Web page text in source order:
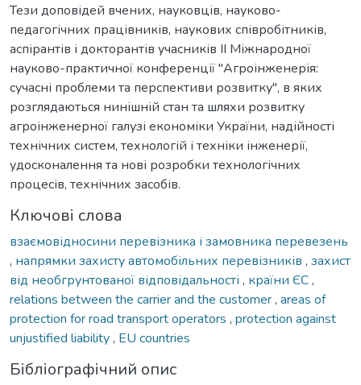
Тези доповідей вчених, науковців, науково-
педагогічних працівників, наукових співробітників,
аспірантів і докторантів учасників ІІ Міжнародної
науково-практичної конференції "Агроінженерія:
сучасні проблеми та перспективи розвитку", в яких
розглядаються нинішній стан та шляхи розвитку
агроінженерної галузі економіки України, надійності
технічних систем, технологій і техніки інженерії,
удосконалення та нові розробки технологічних
процесів, технічних засобів.
Ключові слова
взаємовідносини перевізника і замовника перевезень
, напрямки захисту автомобільних перевізників , захист
від необгрунтованої відповідальності , країни ЄС,
relations between the carrier and the customer, areas of
protection for road transport operators , protection against
unjustified liability, EU countries
Бібліографічний опис